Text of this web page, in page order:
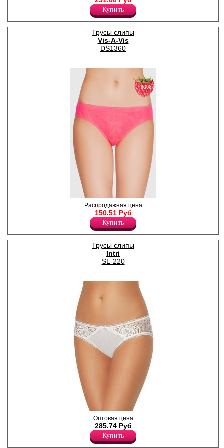
Лайкра 15%
Полиамид 85%
Купить
Трусы слипы
Vis-A-Vis
DS1360
Трусики-слипы из нежного
кружевного микроволокна.
Лайкра 10%
Полиамид 90%
−30%
Распродажная цена
150.51 Руб
Купить
Трусы слипы
Intri
SL-220
Слипы низкие, с широкой
боковой частью и
декоративными резинками
по поясу и ножке, на
передней части цветные
Оптовая цена
285.74 Руб
Купить